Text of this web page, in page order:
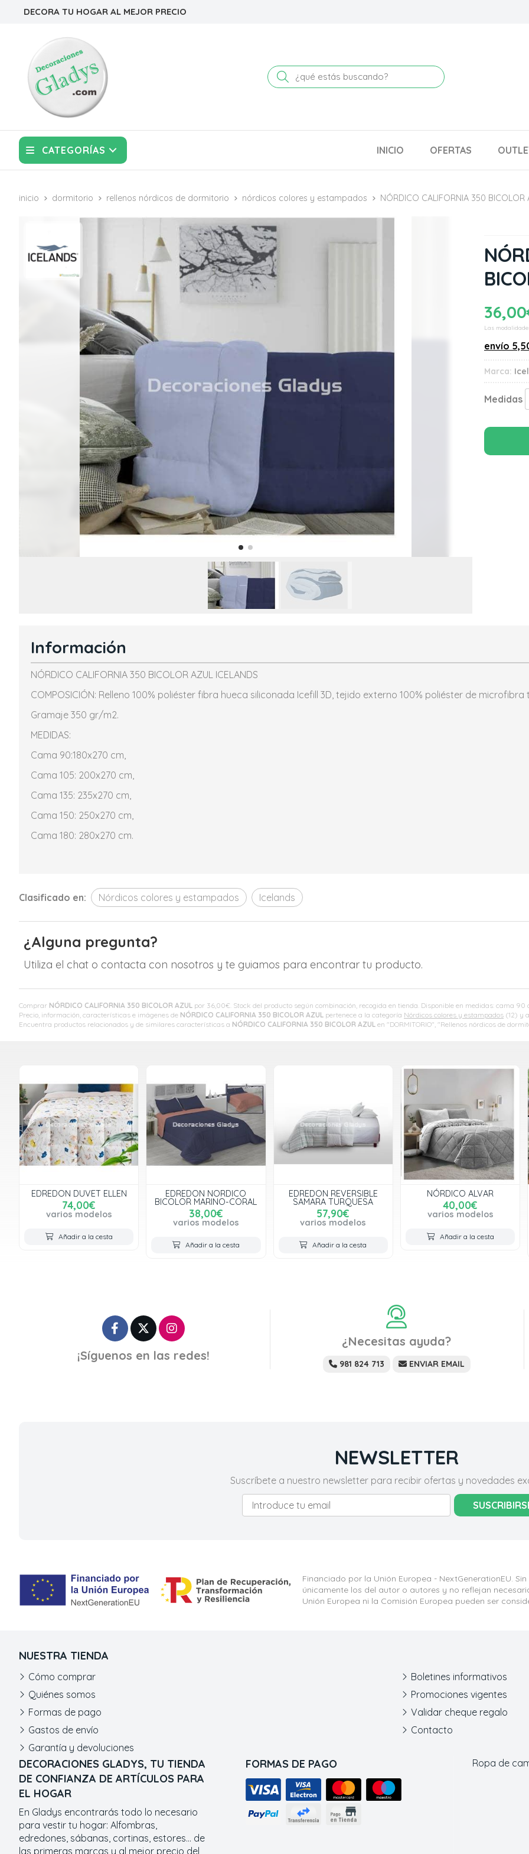
DECORA TU HOGAR AL MEJOR PRECIO
Buscar
CATEGORÍAS INICIO OFERTAS
inicio dormitorio rellenos nórdicos de dormitorio nórdicos colores y estampados NÓRDICO CALIFORNIA 350 BICOLOR
36,00
Las
envío
Marca:
Medidas
Comprar NÓRDICO CALIFORNIA 350 BICOLOR AZUL por 36,00€ . Stock del producto según combinación, recogida en tienda. Disponible en medidas: cama
Precio, información, características e imágenes de NÓRDICO CALIFORNIA 350 BICOLOR AZUL pertenece a la categoría Nórdicos colores y estampados (12) y
Encuentra productos relacionados y de similares características a NÓRDICO CALIFORNIA 350 BICOLOR AZUL en "DORMITORIO", "Rellenos nórdicos de
Información
NÓRDICO CALIFORNIA 350 BICOLOR AZUL ICELANDS
COMPOSICIÓN: Relleno 100% poliéster fibra hueca siliconada Icefill 3D, tejido externo 100% poliéster de
Gramaje 350 gr/m2.
MEDIDAS:
Cama 90:180x270 cm,
Cama 105: 200x270 cm,
Cama 135: 235x270 cm,
Cama 150: 250x270 cm,
Cama 180: 280x270 cm.
Clasificado en: Nórdicos colores y estampados Icelands
¿Alguna pregunta?
Utiliza el chat o contacta con nosotros y te guiamos para encontrar tu producto.
EDREDON DUVET ELLEN
74,00€
varios modelos
Añadir a la cesta
EDREDON NORDICO
BICOLOR MARINO-CORAL
38,00€
varios modelos
Añadir a la cesta
EDREDON REVERSIBLE
SAMARA TURQUESA
57,90€
varios modelos
Añadir a la cesta
NÓRDICO ALVAR
40,00€
varios modelos
Añadir a la cesta
¡Síguenos en las redes!
¿Necesitas ayuda?
981 824 713 ENVIAR EMAIL
NEWSLETTER
Suscríbete a nuestro newsletter para recibir ofertas y novedades
Financiado por la Unión Europea - NextGenerationEU.
únicamente los del autor o autores y no reflejan
Unión Europea ni la Comisión Europea pueden ser
DECORACIONES GLADYS, TU TIENDA
DE CONFIANZA DE ARTÍCULOS PARA
EL HOGAR
En Gladys encontrarás todo lo necesario
para vestir tu hogar: Alfombras,
edredones, sábanas, cortinas, estores... de
las primeras marcas y al mejor precio del
FORMAS DE PAGO
NUESTRA TIENDA
Cómo comprar
Quiénes somos
Formas de pago
Gastos de envío
Garantía y devoluciones
Boletines informativos
Promociones vigentes
Validar cheque regalo
Contacto
Ropa de